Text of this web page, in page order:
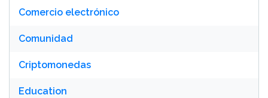
Comercio electrónico
Comunidad
Criptomonedas
Education